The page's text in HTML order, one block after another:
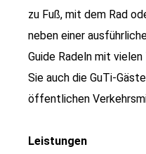
zu Fuß, mit dem Rad
neben einer
Guide Radeln mit
Sie auch die GuTi-
öffentlichen
Leistungen